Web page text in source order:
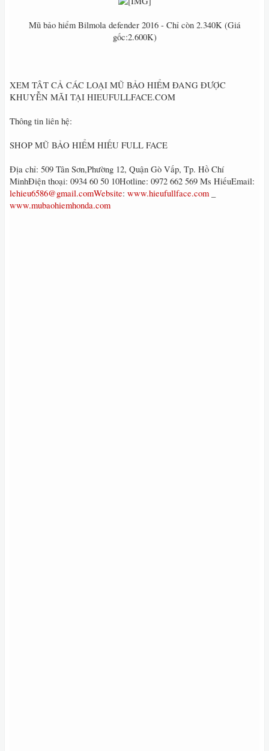
Mũ bảo hiểm Bilmola defender 2016 - Chỉ còn 2.340K (Giá
gốc:2.600K)
XEM TÂT CẢ CÁC LOẠI MŨ BẢO HIỂM ĐANG ĐƯỢC
KHUYỄN MÃI TẠI HIEUFULLFACE.COM
Thông tin liên hệ:
SHOP MŨ BẢO HIỂM HIẾU FULL FACE
Địa chỉ: 509 Tân Sơn,Phường 12, Quận Gò Vấp, Tp. Hồ Chí
MinhĐiện thoại: 0934 60 50 10Hotline: 0972 662 569 Ms HiếuEmail:
lehieu6586@gmail.comWebsite: www.hieufullface.com
www.mubaohiemhonda.com